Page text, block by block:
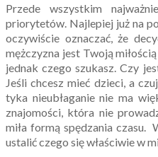
Przede wszystkim
priorytetów. Najlepiej już na
oczywiście oznaczać, że
mężczyzna jest Twoją
jednak czego szukasz. Czy
Jeśli chcesz mieć dzieci, a
tyka nieubłaganie nie ma
znajomości, która nie
miła formą spędzania czasu.
ustalić czego się właściwie w